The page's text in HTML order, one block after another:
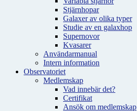
Stjärnhopar
Galaxer av olika typer
Studie av en galaxhop
Supernovor
Kvasarer
Användarmanual
Intern information
Observatoriet
Medlemskap
Vad innebär det?
Certifikat
Ansök om medlemskap